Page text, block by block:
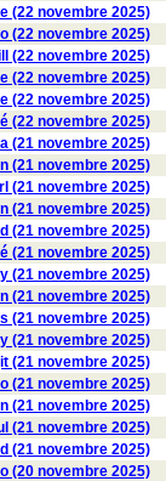
(22 novembre 2025)
(22 novembre 2025)
(22 novembre 2025)
(22 novembre 2025)
(22 novembre 2025)
(22 novembre 2025)
(21 novembre 2025)
(21 novembre 2025)
(21 novembre 2025)
(21 novembre 2025)
(21 novembre 2025)
(21 novembre 2025)
(21 novembre 2025)
(21 novembre 2025)
(21 novembre 2025)
(21 novembre 2025)
(21 novembre 2025)
(21 novembre 2025)
(21 novembre 2025)
(21 novembre 2025)
(21 novembre 2025)
(20 novembre 2025)